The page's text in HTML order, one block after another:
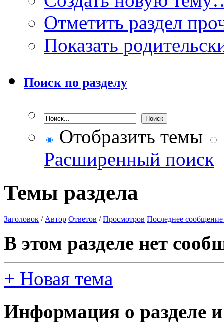
Отметить раздел
Показать
Поиск по разделу
Отобразить темы
Расширенный поиск
Темы раздела
Заголовок / Автор Ответов /Просмотров Последнее сообщение
В этом разделе нет
+ Новая тема
Информация о разделе